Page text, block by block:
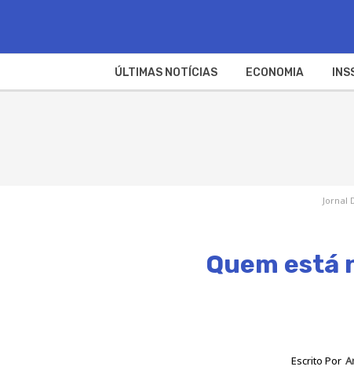
ÚLTIMAS NOTÍCIAS ECONOMIA
Jornal
Quem está
Escrito Por